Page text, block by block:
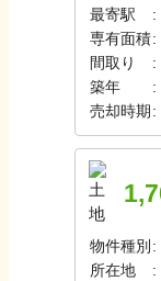
最寄駅 :
専有面積:
間取り
:
築年
:
売却時期 :
物件種別 :
所在地
: